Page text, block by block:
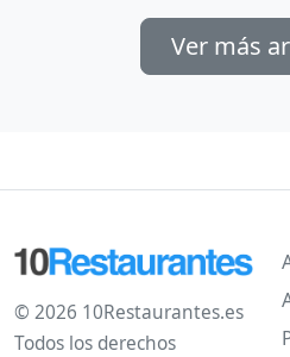
Ver más
© 2026 10Restaurantes.es
Todos los derechos